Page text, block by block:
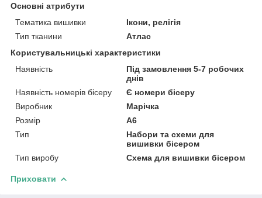
Основні атрибути
Тематика вишивки
Ікони, релігія
Тип тканини
Атлас
Користувальницькі характеристики
Наявність
Під замовлення 5-7 робочих
днів
Наявність номерів бісеру
Є номери бісеру
Виробник
Марічка
Розмір
А6
Тип
Набори та схеми для
вишивки бісером
Тип виробу
Схема для вишивки бісером
Приховати